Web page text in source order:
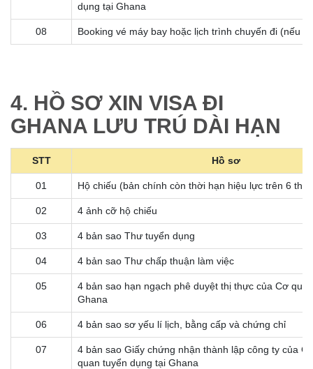
dụng tại Ghana
08 Booking vé máy bay hoặc lịch trình chuyến đi (nếu
4. HỒ SƠ XIN VISA ĐI
GHANA LƯU TRÚ DÀI HẠN
STT Hồ sơ
01 Hộ chiếu (bản chính còn thời hạn hiệu lực trên 6
02 4 ảnh cỡ hộ chiếu
03 4 bản sao Thư tuyển dụng
04 4 bản sao Thư chấp thuận làm việc
05
4 bản sao hạn ngạch phê duyệt thị thực của Cơ
Ghana
06 4 bản sao sơ yếu lí lịch, bằng cấp và chứng chỉ
07
4 bản sao Giấy chứng nhận thành lập công ty của
quan tuyển dụng tại Ghana